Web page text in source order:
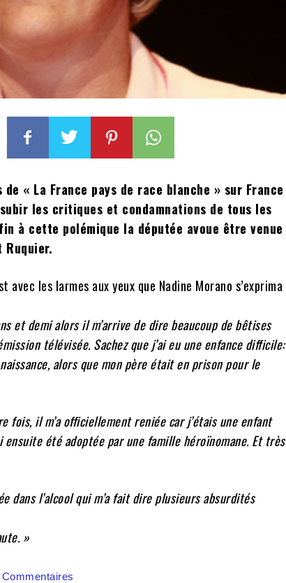
« La France pays de race blanche » sur France
les critiques et condamnations de tous les
à cette polémique la députée avoue être venue
Ruquier.
avec les larmes aux yeux que Nadine Morano s’exprima
et demi alors il m’arrive de dire beaucoup de bêtises
télévisée. Sachez que j’ai eu une enfance difficile:
naissance, alors que mon père était en prison pour le
fois, il m’a officiellement reniée car j’étais une enfant
ensuite été adoptée par une famille héroïnomane. Et très
dans l’alcool qui m’a fait dire plusieurs absurdités
»
Commentaires